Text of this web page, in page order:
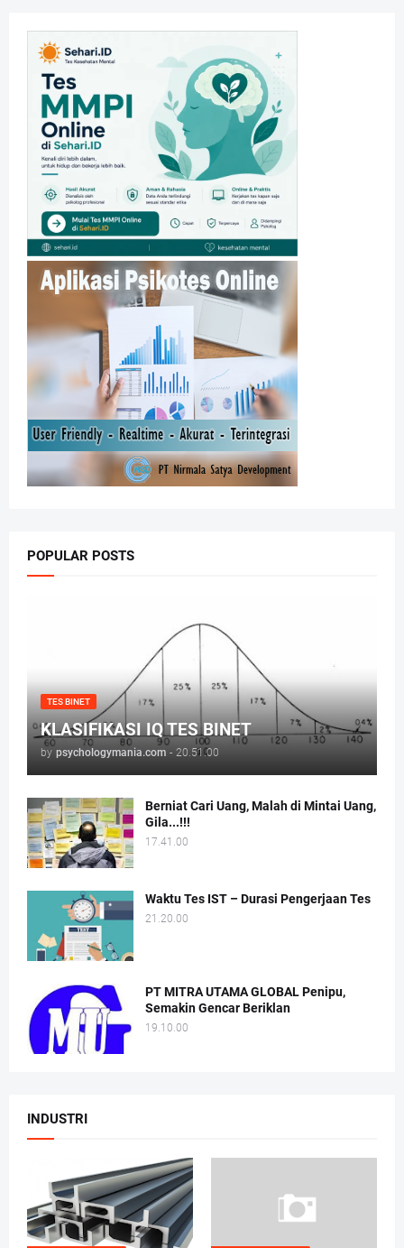
POPULAR POSTS
TES BINET
KLASIFIKASI IQ TES BINET
by psychologymania.com - 20.51.00
Berniat Cari Uang, Malah di Mintai Uang,
Gila...!!!
17.41.00
Waktu Tes IST – Durasi Pengerjaan Tes
21.20.00
PT MITRA UTAMA GLOBAL Penipu,
Semakin Gencar Beriklan
19.10.00
INDUSTRI